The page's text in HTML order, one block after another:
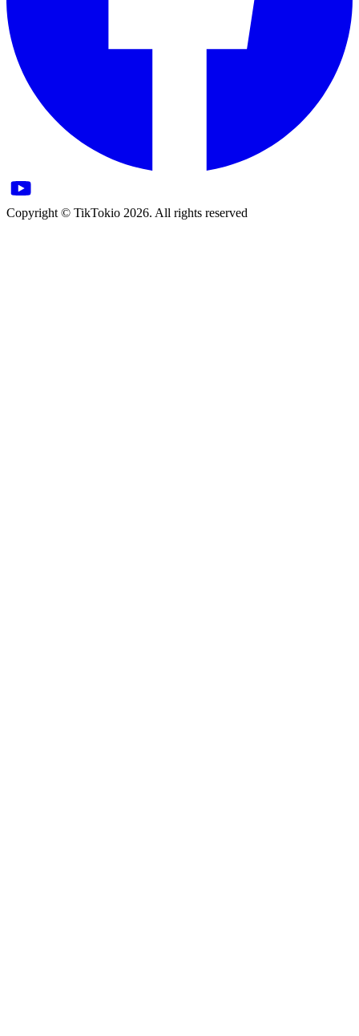
Copyright © TikTokio 2026. All rights reserved